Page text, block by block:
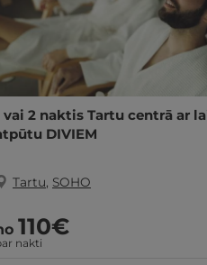
vai 2 naktis Tartu centrā ar
DIVIEM
Tartu, SOHO
110€
nakti